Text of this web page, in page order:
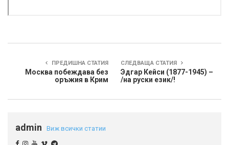
ПРЕДИШНА СТАТИЯ
Москва побеждава без
оръжия в Крим
СЛЕДВАЩА СТАТИЯ
Эдгар Кейси (1877-1945) –
/на руски език/!
admin Виж всички статии